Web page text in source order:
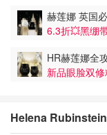
赫莲娜 英国
6.3折💥黑绷
HR赫莲娜全
新品眼脸双
Helena Rubinstein